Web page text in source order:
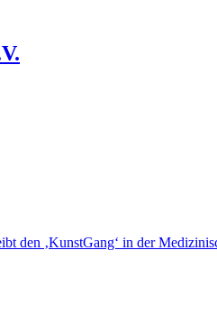
den ‚KunstGang‘ in der